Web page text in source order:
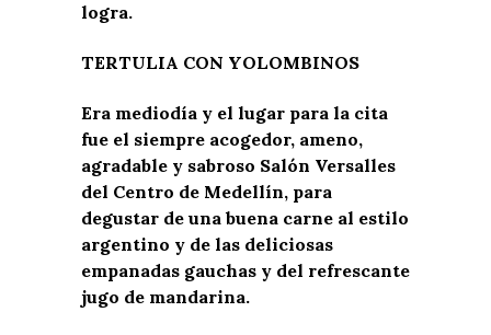
logra.
TERTULIA CON YOLOMBINOS
Era mediodía y el lugar para la cita
fue el siempre acogedor, ameno,
agradable y sabroso Salón Versalles
del Centro de Medellín, para
degustar de una buena carne al estilo
argentino y de las deliciosas
empanadas gauchas y del refrescante
jugo de mandarina.